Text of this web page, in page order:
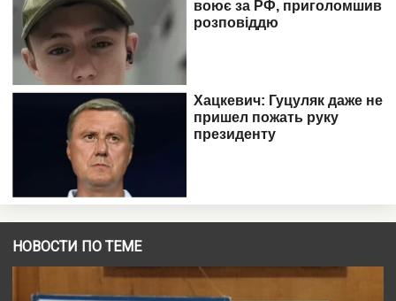
НОВОСТИ ПО ТЕМЕ